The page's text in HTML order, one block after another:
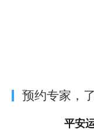
预约专家，
平安